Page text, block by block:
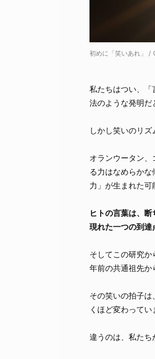
初めに「笑いあれ」 /
私たちはつい、
法のような発明
しかし笑いのリズ
オランウータン
る力はなめらか
力」が生まれた可
ヒトの言葉は、
現れた一つの到達
そしてこの研究か
年前の共通祖先か
その笑いの拍子
くほど変わってい
違うのは、私たち